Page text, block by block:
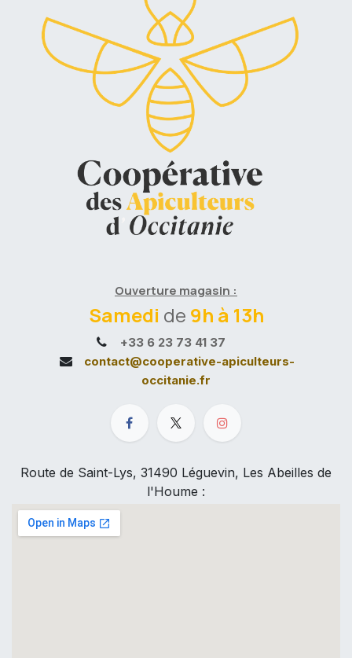
Ouverture magasin :
Samedi de 9h à 13h
+33 6 23 73 41 37
contact@cooperative-apiculteurs-
occitanie.fr
Route de Saint-Lys, 31490 Léguevin, Les Abeilles de
l'Houme :